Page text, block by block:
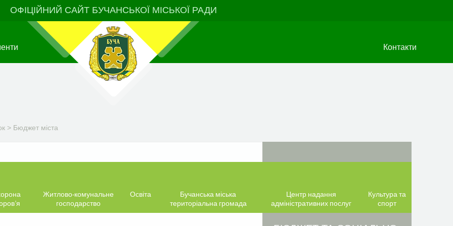
ОФІЦІЙНИЙ САЙТ БУЧАНСЬКОЇ МІСЬКОЇ РАДИ
Контакти
> Бюджет міста
Житлово-комунальне
господарство
Освіта
Бучанська міська
територіальна громада
Центр надання
адміністративних послуг
Культура та
спорт